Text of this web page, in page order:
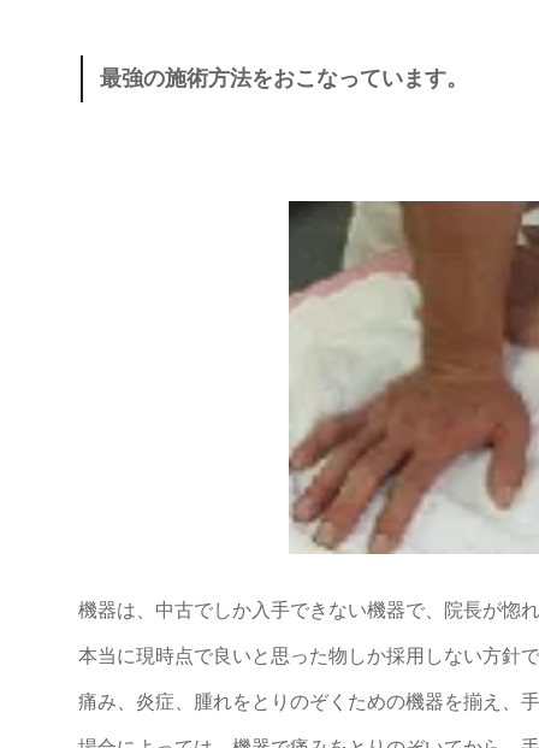
最強の施術方法をおこなっています。
機器は、中古でしか入手できない機器で、院長が惚
本当に現時点で良いと思った物しか採用しない方針
痛み、炎症、腫れをとりのぞくための機器を揃え、